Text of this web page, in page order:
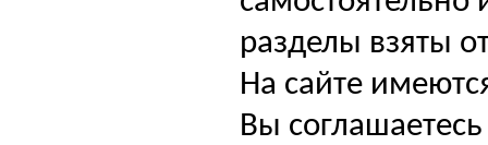
разделы взяты
На сайте
Вы